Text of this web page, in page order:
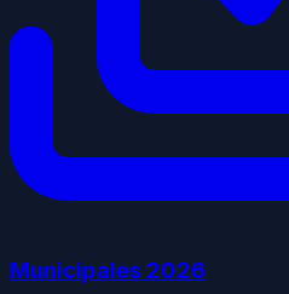
Municipales 2026